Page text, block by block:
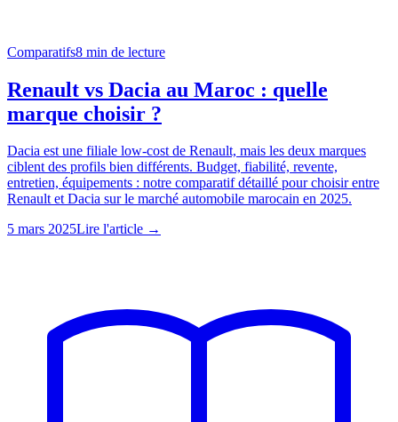
Comparatifs8 min de lecture
Renault vs Dacia au Maroc : quelle
marque choisir ?
Dacia est une filiale low-cost de Renault, mais les deux marques
ciblent des profils bien différents. Budget, fiabilité, revente,
entretien, équipements : notre comparatif détaillé pour choisir entre
Renault et Dacia sur le marché automobile marocain en 2025.
5 mars 2025Lire l'article →